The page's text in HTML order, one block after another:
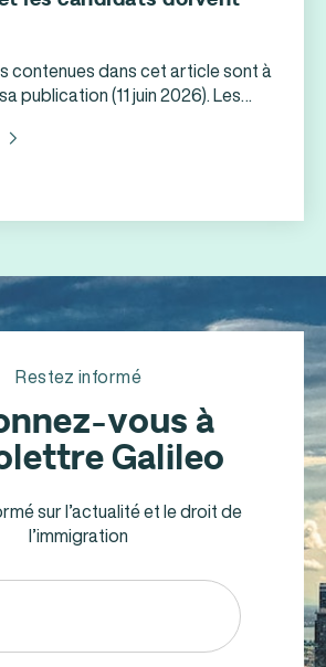
contenues dans cet article sont à
publication (11 juin 2026). Les
du 17 juin 2026. Le retour
Restez informé
vous à
Galileo
sur l’actualité et le droit de
l’immigration